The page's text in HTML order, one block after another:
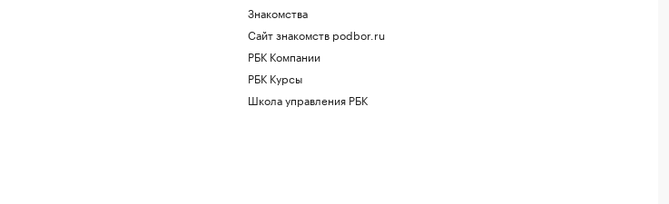
Знакомства
Сайт знакомств podbor.ru
РБК Компании
РБК Курсы
Школа управления РБК